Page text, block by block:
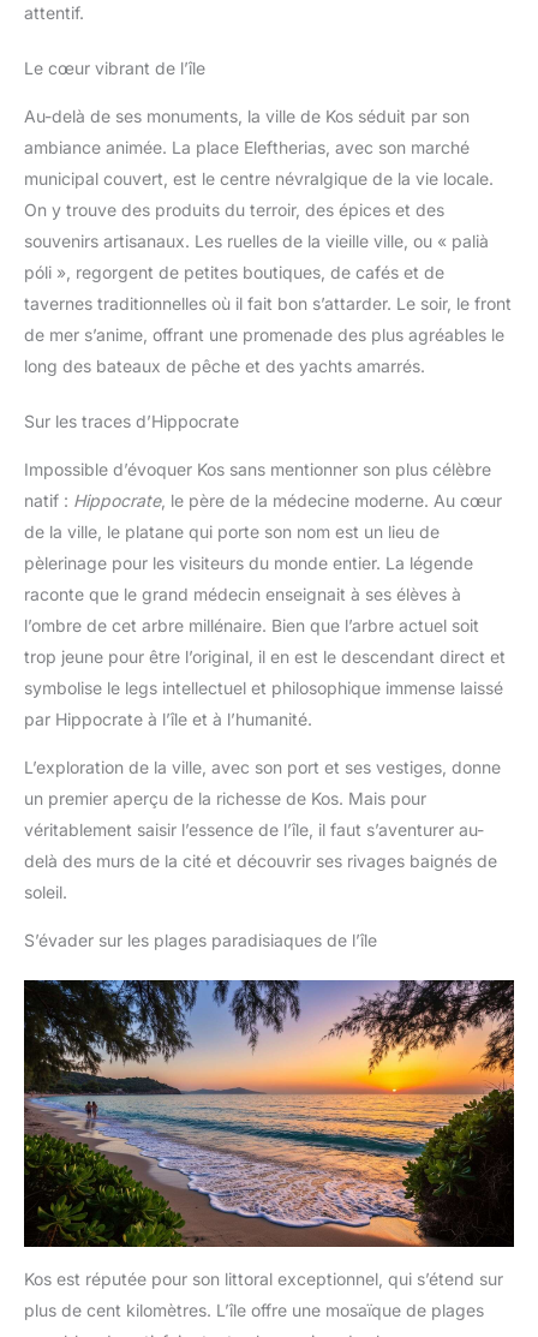
attentif.
Le cœur vibrant de l’île
Au-delà de ses monuments, la ville de Kos séduit par son
ambiance animée. La place Eleftherias, avec son marché
municipal couvert, est le centre névralgique de la vie locale.
On y trouve des produits du terroir, des épices et des
souvenirs artisanaux. Les ruelles de la vieille ville, ou « palià
póli », regorgent de petites boutiques, de cafés et de
tavernes traditionnelles où il fait bon s’attarder. Le soir, le front
de mer s’anime, offrant une promenade des plus agréables le
long des bateaux de pêche et des yachts amarrés.
Sur les traces d’Hippocrate
Impossible d’évoquer Kos sans mentionner son plus célèbre
natif : Hippocrate, le père de la médecine moderne. Au cœur
de la ville, le platane qui porte son nom est un lieu de
pèlerinage pour les visiteurs du monde entier. La légende
raconte que le grand médecin enseignait à ses élèves à
l’ombre de cet arbre millénaire. Bien que l’arbre actuel soit
trop jeune pour être l’original, il en est le descendant direct et
symbolise le legs intellectuel et philosophique immense laissé
par Hippocrate à l’île et à l’humanité.
L’exploration de la ville, avec son port et ses vestiges, donne
un premier aperçu de la richesse de Kos. Mais pour
véritablement saisir l’essence de l’île, il faut s’aventurer au-
delà des murs de la cité et découvrir ses rivages baignés de
soleil.
S’évader sur les plages paradisiaques de l’île
Kos est réputée pour son littoral exceptionnel, qui s’étend sur
plus de cent kilomètres. L’île offre une mosaïque de plages